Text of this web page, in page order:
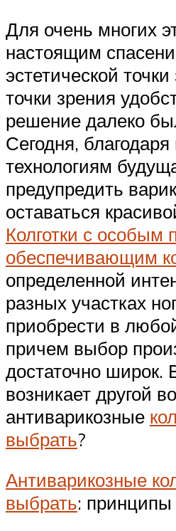
Для очень многих
настоящим
эстетической
точки зрения
решение далеко
Сегодня,
технологиям
предупредить
оставаться
Колготки с особым
обеспечивающим
определенной
разных участках
приобрести в
причем выбор
достаточно широк.
возникает другой
антиварикозные
выбрать?
Антиварикозные
выбрать: принципы